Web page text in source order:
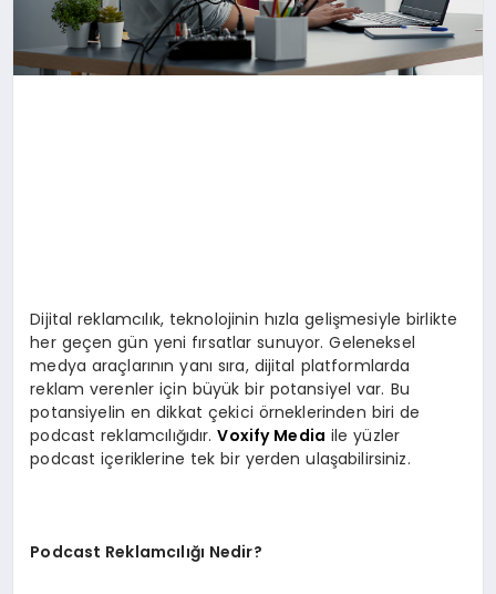
Dijital reklamcılık, teknolojinin hızla gelişmesiyle birlikte
her geçen gün yeni fırsatlar sunuyor. Geleneksel
medya araçlarının yanı sıra, dijital platformlarda
reklam verenler için büyük bir potansiyel var. Bu
potansiyelin en dikkat çekici örneklerinden biri de
podcast reklamcılığıdır.Voxify Media ile yüzler
podcast içeriklerine tek bir yerden ulaşabilirsiniz.
Podcast Reklamcılığı Nedir?